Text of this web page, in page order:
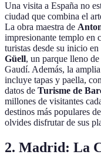
Una visita a España no
ciudad que combina el
La obra maestra de
impresionante templo en
turistas desde su inicio
Güell, un parque lleno
Gaudí. Además, la
incluye tapas y paella,
datos de Turisme de
millones de visitantes
destinos más populares
olvides disfrutar de sus
2. Madrid: La